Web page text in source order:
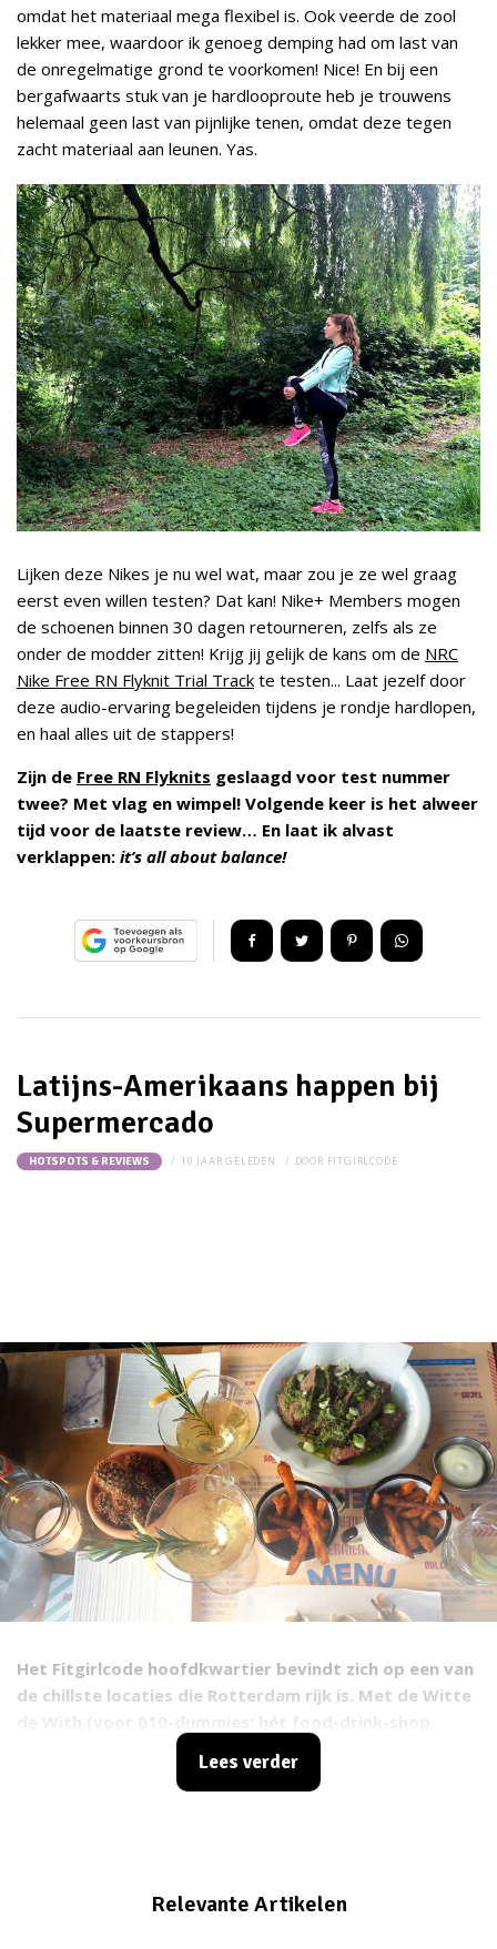
omdat het materiaal mega flexibel is. Ook veerde de zool
lekker mee, waardoor ik genoeg demping had om last van
de onregelmatige grond te voorkomen! Nice! En bij een
bergafwaarts stuk van je hardlooproute heb je trouwens
helemaal geen last van pijnlijke tenen, omdat deze tegen
zacht materiaal aan leunen. Yas.
Lijken deze Nikes je nu wel wat, maar zou je ze wel graag
eerst even willen testen? Dat kan! Nike+ Members mogen
de schoenen binnen 30 dagen retourneren, zelfs als ze
onder de modder zitten! Krijg jij gelijk de kans om de NRC
Nike Free RN Flyknit Trial Track te testen... Laat jezelf door
deze audio-ervaring begeleiden tijdens je rondje hardlopen,
en haal alles uit de stappers!
Zijn de Free RN Flyknits geslaagd voor test nummer
twee? Met vlag en wimpel! Volgende keer is het alweer
tijd voor de laatste review… En laat ik alvast
verklappen: it’s all about balance!
Latijns-Amerikaans happen bij
Supermercado
HOTSPOTS & REVIEWS 10 JAAR GELEDEN DOOR FITGIRLCODE
Het Fitgirlcode hoofdkwartier bevindt zich op een van
de chillste locaties die Rotterdam rijk is. Met de Witte
walhalla van de stad) om de hoek rollen we moeiteloos
binnen 1 minuut naar de fijnste hotspots als het op
Amerikaanse topperSupermercadoaan de test mocht
Lees verder
Relevante Artikelen